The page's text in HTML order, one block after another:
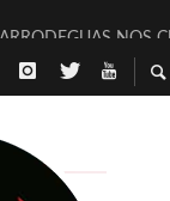
NOS
GUAPES] DE
DEL